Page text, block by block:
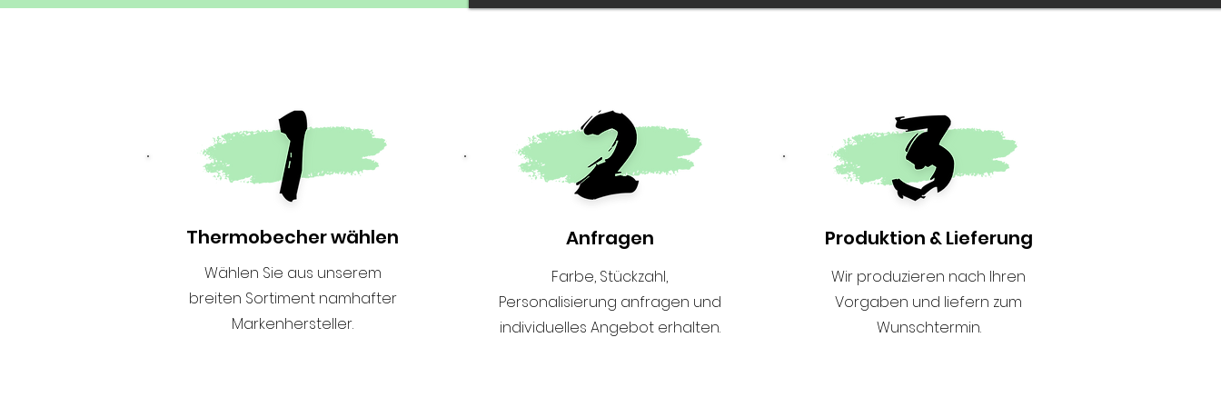
Thermobecher wählen
Wählen Sie aus unserem
breiten Sortiment namhafter
Markenhersteller.
Anfragen
Farbe, Stückzahl,
Personalisierung anfragen und
individuelles Angebot erhalten.
Produktion & Lieferung
Wir produzieren nach Ihren
Vorgaben und liefern zum
Wunschtermin.